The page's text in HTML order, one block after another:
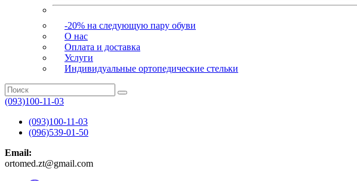
-20% на следующую пару обуви
О нас
Оплата и доставка
Услуги
Индивидуальные ортопедические стельки
(093)100-11-03
(093)100-11-03
(096)539-01-50
Email:
ortomed.zt@gmail.com